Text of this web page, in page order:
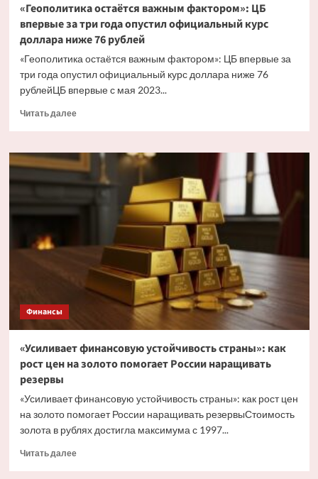
«Геополитика остаётся важным фактором»: ЦБ
впервые за три года опустил официальный курс
доллара ниже 76 рублей
«Геополитика остаётся важным фактором»: ЦБ впервые за
три года опустил официальный курс доллара ниже 76
рублейЦБ впервые с мая 2023...
Читать далееПрочитать
«Геополитика
остаётся
важным
фактором»:
ЦБ
три
опустил
официальный
рублей
Финансы
«Усиливает финансовую устойчивость страны»: как
рост цен на золото помогает России наращивать
резервы
«Усиливает финансовую устойчивость страны»: как рост цен
на золото помогает России наращивать резервыСтоимость
золота в рублях достигла максимума с 1997...
Читать далееПрочитать